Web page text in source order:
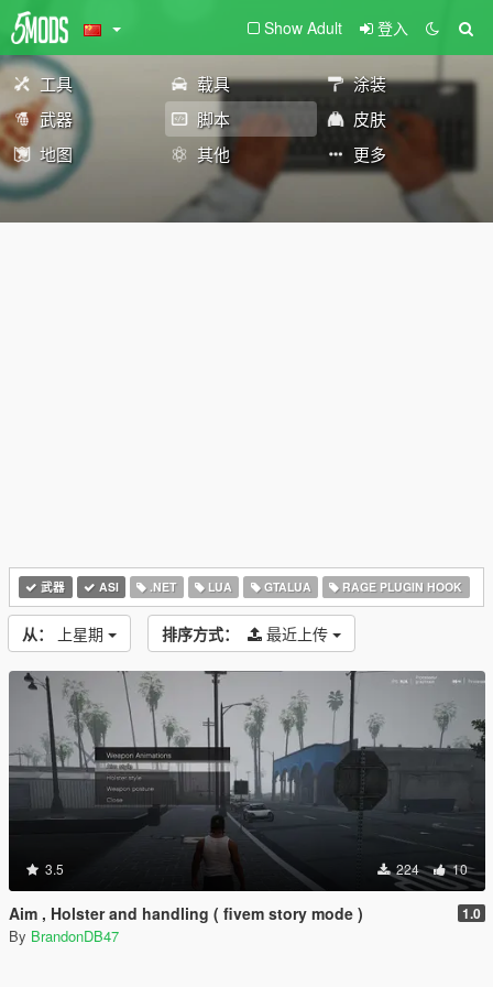
Show Adult 登入
工具 载具
涂装
武器
脚本
皮肤
地图
其他 更多
武器 ASI .NET LUA GTALUA RAGE PLUGIN HOOK
从： 上星期 排序方式： 最近上传
3.5 224 10
Aim , Holster and handling ( fivem story mode ) 1.0
By BrandonDB47